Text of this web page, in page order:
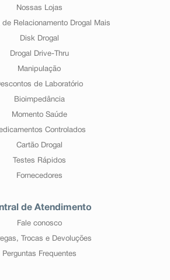
Nossas Lojas
de Relacionamento Drogal Mais
Disk Drogal
Drogal Drive-Thru
Manipulação
de Laboratório
Bioimpedância
Momento Saúde
Controlados
Cartão Drogal
Testes Rápidos
Fornecedores
de Atendimento
Fale conosco
Trocas e Devoluções
Perguntas Frequentes